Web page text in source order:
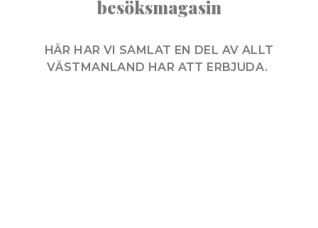
besöksmagasin
HÄR HAR VI SAM­LAT EN DEL AV ALLT
VÄST­MAN­LAND HAR ATT ERBJUDA.